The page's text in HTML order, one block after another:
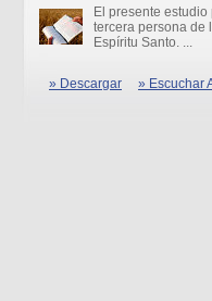
El presente
tercera persona de
Espíritu Santo. ...
» Descargar » Escuchar